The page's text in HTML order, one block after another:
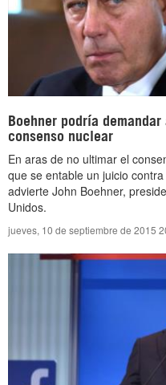
Boehner podría
consenso nuclear
En aras de no ultimar el
que se entable un juicio
advierte John Boehner,
Unidos.
jueves, 10 de septiembre de 2015